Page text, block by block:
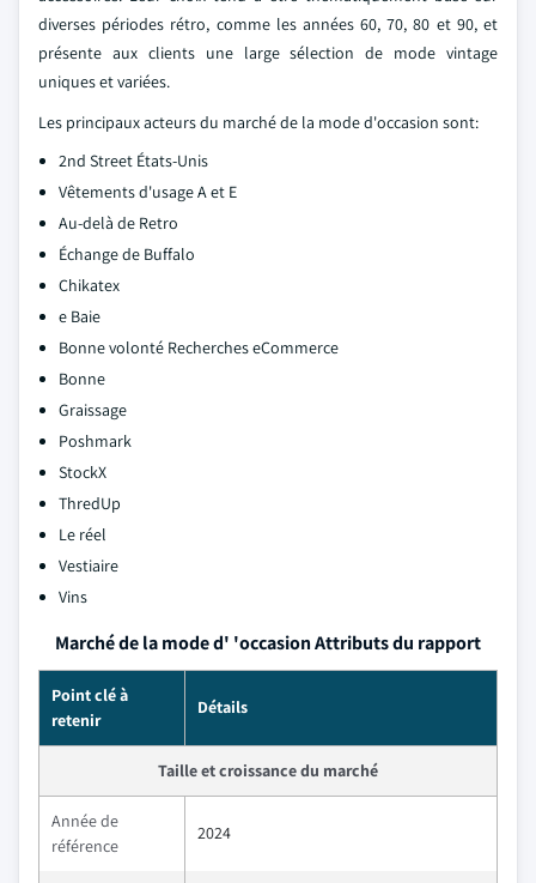
diverses périodes rétro, comme les années 60, 70, 80 et 90, et
présente aux clients une large sélection de mode vintage
uniques et variées.
Les principaux acteurs du marché de la mode d'occasion sont:
2nd Street États-Unis
Vêtements d'usage A et E
Au-delà de Retro
Échange de Buffalo
Chikatex
e Baie
Bonne volonté Recherches eCommerce
Bonne
Graissage
Poshmark
StockX
ThredUp
Le réel
Vestiaire
Vins
Marché de la mode d' 'occasion Attributs du rapport
Point clé à
retenir
Détails
Taille et croissance du marché
Année de
référence
2024